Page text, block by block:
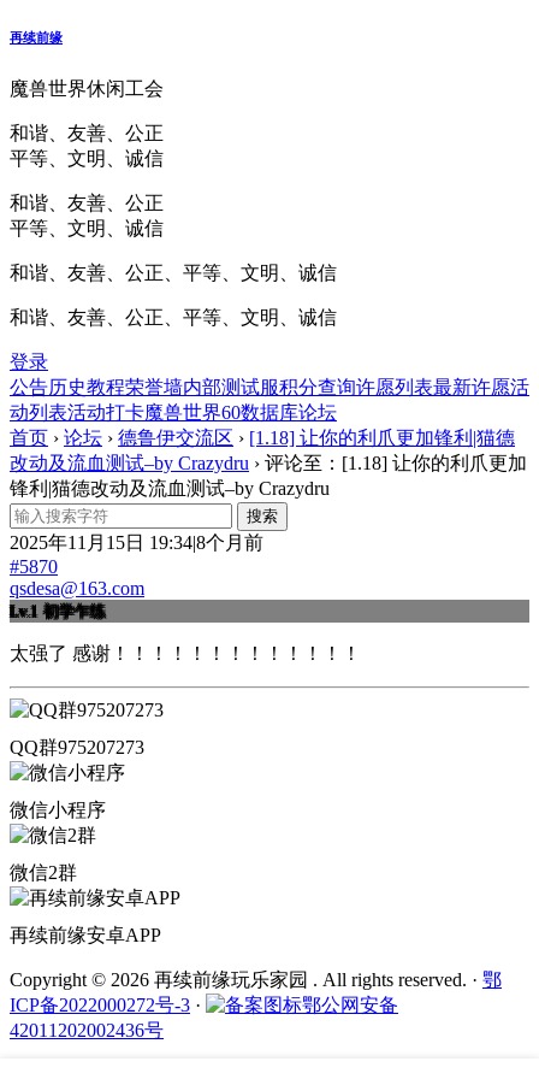
再续前缘
魔兽世界休闲工会
和谐、友善、公正
平等、文明、诚信
和谐、友善、公正
平等、文明、诚信
和谐、友善、公正、平等、文明、诚信
和谐、友善、公正、平等、文明、诚信
登录
公告历史教程荣誉墙内部测试服积分查询许愿列表最新许愿活
动列表活动打卡魔兽世界60数据库论坛
首页 › 论坛 › 德鲁伊交流区 › [1.18] 让你的利爪更加锋利|猫德
改动及流血测试–by Crazydru › 评论至：[1.18] 让你的利爪更加
锋利|猫德改动及流血测试–by Crazydru
2025年11月15日 19:34|8个月前
#5870
qsdesa@163.com
Lv.1 初学乍练
太强了 感谢！！！！！！！！！！！！！
QQ群975207273
微信小程序
微信2群
再续前缘安卓APP
Copyright © 2026 再续前缘玩乐家园 . All rights reserved. · 鄂
ICP备2022000272号-3 ·
鄂公网安备
42011202002436号